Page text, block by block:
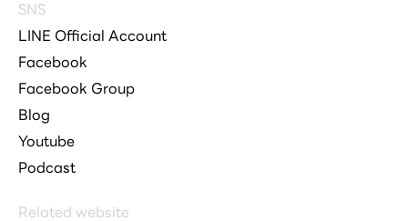
SNS
LINE Official Account
Facebook
Facebook Group
Blog
Youtube
Podcast
Related website